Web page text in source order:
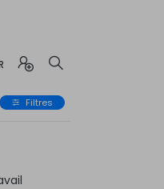
Filtres